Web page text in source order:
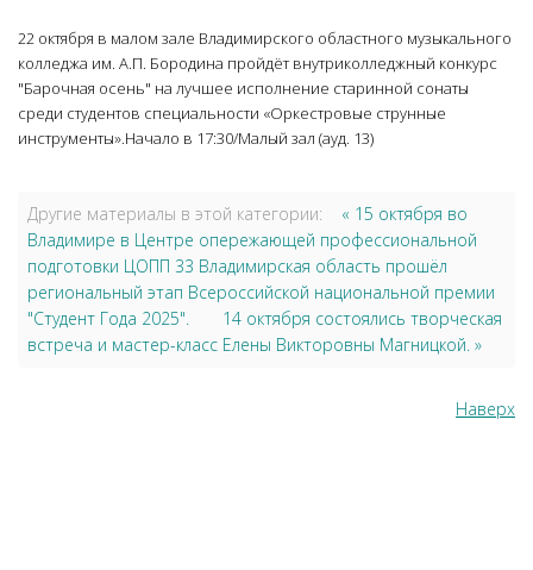
22 октября в малом зале Владимирского областного музыкального
колледжа им. А.П. Бородина пройдёт внутриколледжный конкурс
"Барочная осень" на лучшее исполнение старинной сонаты
среди студентов специальности «Оркестровые струнные
инструменты».Начало в 17:30/Малый зал (ауд. 13)
Другие материалы в этой категории:
« 15 октября во
Владимире в Центре опережающей профессиональной
подготовки ЦОПП 33 Владимирская область прошëл
региональный этап Всероссийской национальной премии
"Студент Года 2025".
14 октября состоялись творческая
встреча и мастер-класс Елены Викторовны Магницкой. »
Наверх